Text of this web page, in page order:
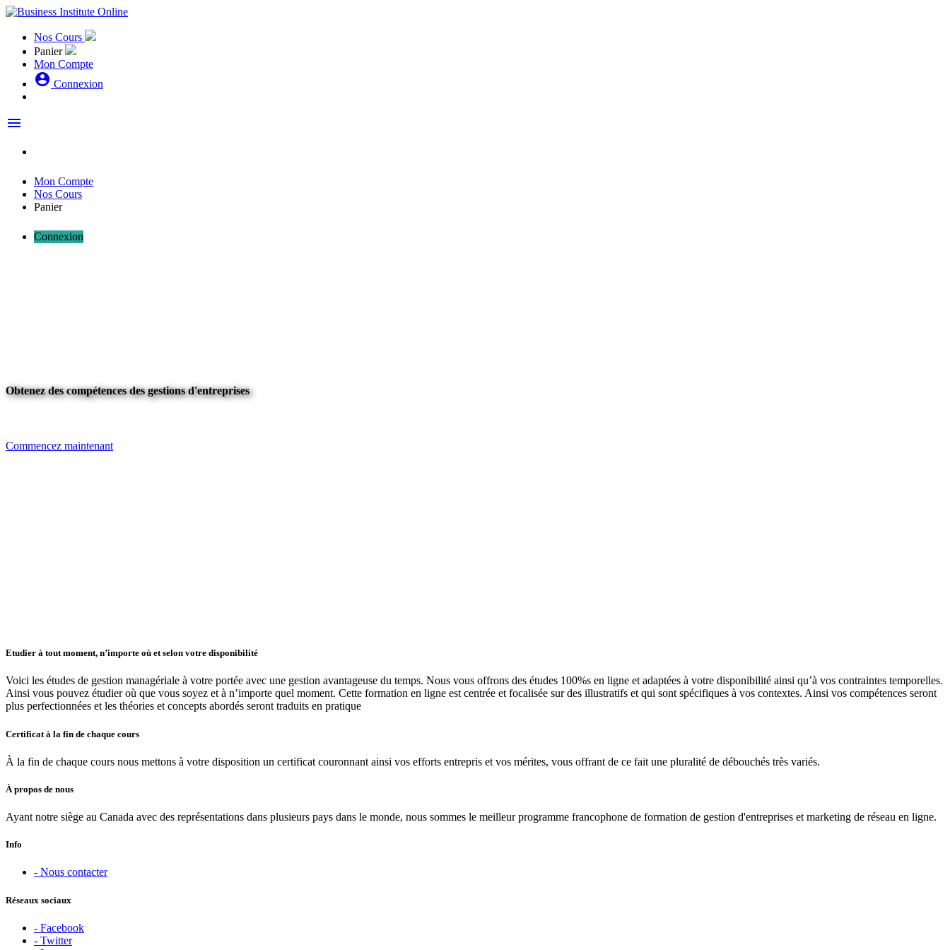
Nos Cours
Panier
Mon Compte
account_circle Connexion
menu
Mon Compte
Nos Cours
Panier
Connexion
Obtenez des compétences des gestions d'entreprises
Commencez maintenant
Etudier à tout moment, n’importe où et selon votre disponibilité
Voici les études de gestion managériale à votre portée avec une gestion avantageuse du temps. Nous vous offrons des études 100%s en ligne et adaptées à votre disponibilité ainsi qu’à vos contraintes temporelles.
Ainsi vous pouvez étudier où que vous soyez et à n’importe quel moment. Cette formation en ligne est centrée et focalisée sur des illustratifs et qui sont spécifiques à vos contextes. Ainsi vos compétences seront
plus perfectionnées et les théories et concepts abordés seront traduits en pratique
Certificat à la fin de chaque cours
À la fin de chaque cours nous mettons à votre disposition un certificat couronnant ainsi vos efforts entrepris et vos mérites, vous offrant de ce fait une pluralité de débouchés très variés.
À propos de nous
Ayant notre siège au Canada avec des représentations dans plusieurs pays dans le monde, nous sommes le meilleur programme francophone de formation de gestion d'entreprises et marketing de réseau en ligne.
Info
- Nous contacter
Réseaux sociaux
- Facebook
- Twitter